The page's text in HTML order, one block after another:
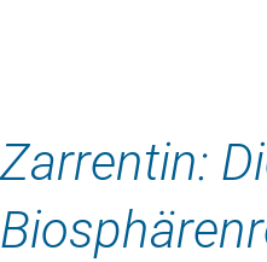
Zarrentin: